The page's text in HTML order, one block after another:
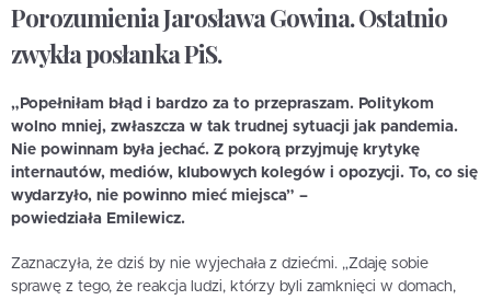
Porozumienia Jarosława Gowina. Ostatnio
zwykła posłanka PiS.
„Popełniłam błąd i bardzo za to przepraszam. Politykom
wolno mniej, zwłaszcza w tak trudnej sytuacji jak pandemia.
Nie powinnam była jechać. Z pokorą przyjmuję krytykę
internautów, mediów, klubowych kolegów i opozycji. To, co się
wydarzyło, nie powinno mieć miejsca” –
powiedziała Emilewicz.
Zaznaczyła, że dziś by nie wyjechała z dziećmi. „Zdaję sobie
sprawę z tego, że reakcja ludzi, którzy byli zamknięci w domach,